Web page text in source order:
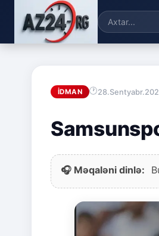
İDMAN
🎧 Məqaləni dinlə: